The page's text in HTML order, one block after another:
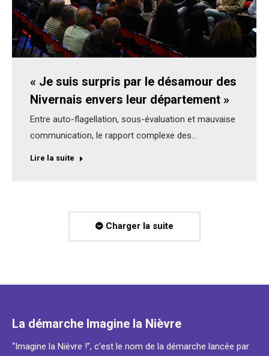
« Je suis surpris par le désamour des
Nivernais envers leur département »
Entre auto-flagellation, sous-évaluation et mauvaise
communication, le rapport complexe des…
Lire la suite
Charger la suite
La démarche Imagine la Nièvre
“Imagine la Nièvre !”, c’est le nom de la démarche lancée par